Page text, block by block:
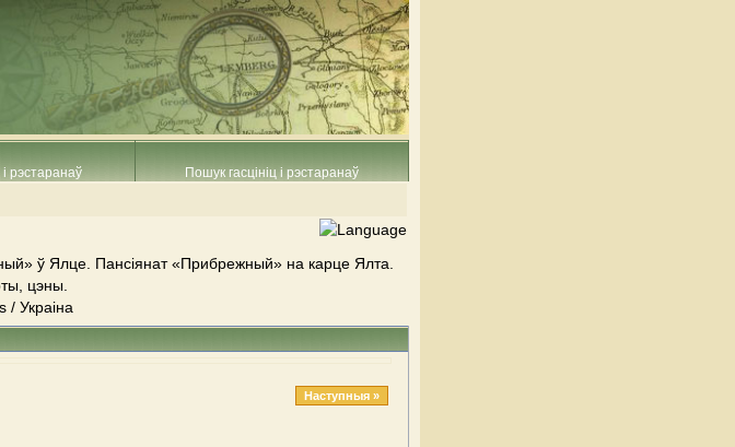
і рэстаранаў Пошук гасцініц і рэстаранаў
ў Ялце. Пансіянат «Прибрежный» на карце Ялта.
цэны.
/ Украіна
Наступныя »